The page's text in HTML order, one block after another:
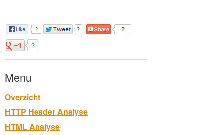
Menu
Overzicht
HTTP Header Analyse
HTML Analyse